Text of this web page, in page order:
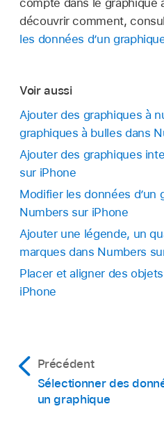
découvrir comment,
les données d’un
Voir aussi
Ajouter des graphiques à
graphiques à bulles dans
Ajouter des graphiques
sur iPhone
Modifier les données d’un
Numbers sur iPhone
Ajouter une légende, un
marques dans Numbers
Placer et aligner des
iPhone
Précédent
Sélectionner des
un graphique